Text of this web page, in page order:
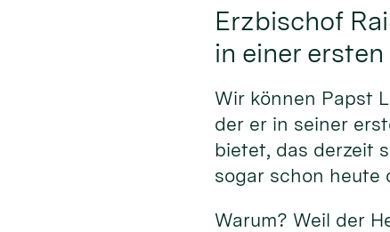
Erzbischof
in einer
Wir können Papst
der er in seiner
bietet, das derzeit
sogar schon heute
Warum? Weil der